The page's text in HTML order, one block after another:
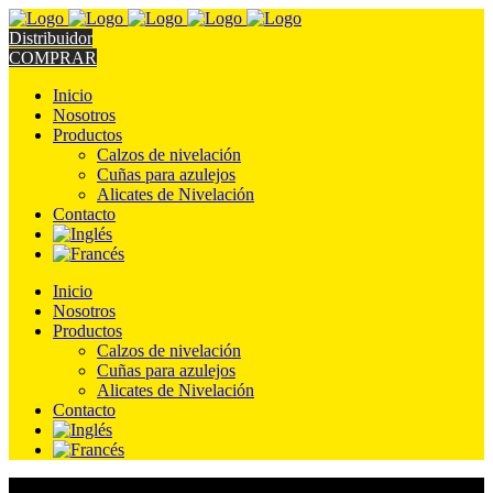
Distribuidor
COMPRAR
Inicio
Nosotros
Productos
Calzos de nivelación
Cuñas para azulejos
Alicates de Nivelación
Contacto
Inicio
Nosotros
Productos
Calzos de nivelación
Cuñas para azulejos
Alicates de Nivelación
Contacto